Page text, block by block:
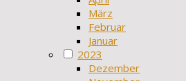
März
Februar
Januar
2023
Dezember